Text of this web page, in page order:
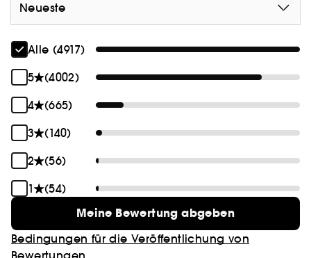
Neueste
Alle (4917)
5
(4002)
4
(665)
3
(140)
2
(56)
1
(54)
Meine Bewertung abgeben
Bedingungen für die Veröffentlichung von
Bewertungen